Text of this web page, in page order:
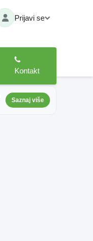
Prijavi se
Kontakt
Saznaj više